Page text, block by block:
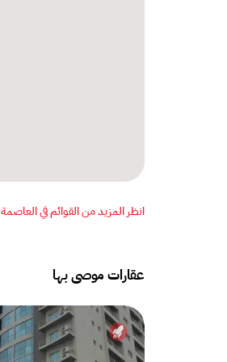
انظر المزيد من القوائم في العاصمة
عقارات موصى بها